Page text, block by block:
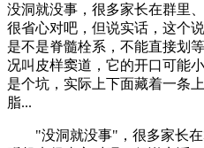
没洞就没事，很多家长在群里
很省心对吧，但说实话，这个
是不是脊髓栓系，不能直接划
况叫皮样窦道，它的开口可能
是个坑，实际上下面藏着一条
脂...
"没洞就没事"，很多家长在